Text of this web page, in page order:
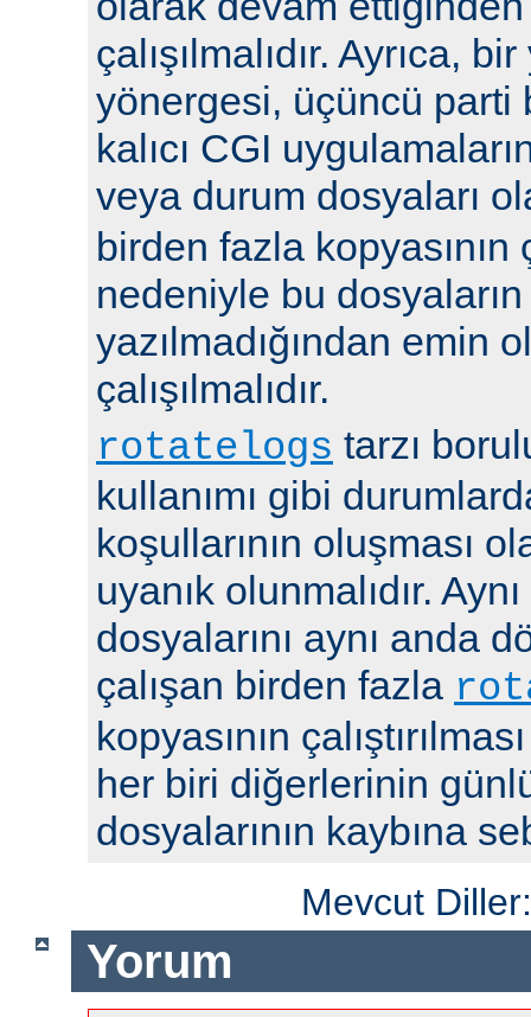
çalışılmalıdır. Ayrıca,
yönergesi, üçüncü parti
kalıcı CGI
veya durum dosyaları
birden fazla kopyasının
nedeniyle bu
yazılmadığından emin
çalışılmalıdır.
rotatelogs tarzı
kullanımı gibi
koşullarının oluşması
uyanık olunmalıdır.
dosyalarını aynı anda
çalışan birden fazla
kopyasının
her biri diğerlerinin
dosyalarının kaybına
Mevcut
Yorum